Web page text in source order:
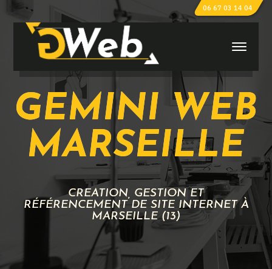
06 67 03 14 04
GEMINI WEB
MARSEILLE
CRÉATION, GESTION ET
RÉFÉRENCEMENT DE SITE INTERNET À
MARSEILLE (13)